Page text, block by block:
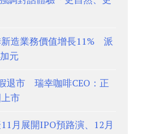
造業務價值增長11% 派
元
退市 瑞幸咖啡CEO：正
市
月展開IPO預路演、12月